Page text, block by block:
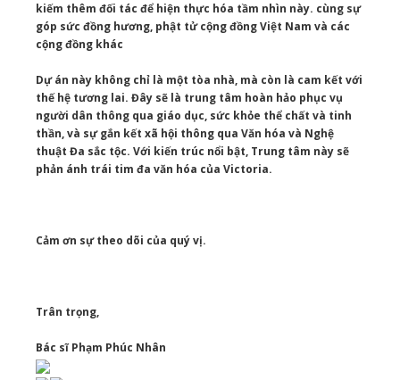
kiếm thêm đối tác để hiện thực hóa tầm nhìn này. cùng sự
góp sức đồng hương, phật tử cộng đồng Việt Nam và các
cộng đồng khác
Dự án này không chỉ là một tòa nhà, mà còn là cam kết với
thế hệ tương lai. Đây sẽ là trung tâm hoàn hảo phục vụ
người dân thông qua giáo dục, sức khỏe thể chất và tinh
thần, và sự gắn kết xã hội thông qua Văn hóa và Nghệ
thuật Đa sắc tộc. Với kiến ​​trúc nổi bật, Trung tâm này sẽ
phản ánh trái tim đa văn hóa của Victoria.
Cảm ơn sự theo dõi của quý vị.
Trân trọng,
Bác sĩ Phạm Phúc Nhân